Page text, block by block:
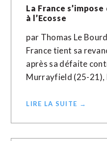
La France
à l’Ecosse
par Thomas Le
France tient sa
après sa défaite
Murrayfield (25-21),
LIRE LA SUITE →